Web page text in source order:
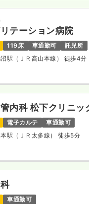
テーション病院
119床 車通勤可
託児所
駅（ＪＲ高山本線） 徒歩4分
内科 松下クリニッ
電子カルテ
車通勤可
駅（ＪＲ太多線） 徒歩5分
車通勤可